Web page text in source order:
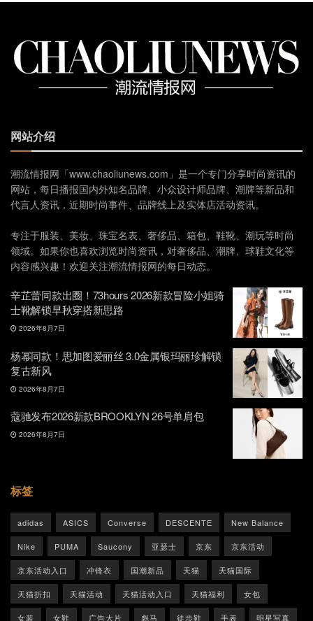
网站介绍
潮流情报网「www.chaoliunews.com」是一个专门分享时尚资讯的
网站，每日播报国内外知名品牌、小众设计师品牌、潮牌等新品和
代言人资讯，近期时尚事件、品牌线上及实体店活动资讯。
专注于服装、美妆、珠宝名表、奢侈品、箱包、鞋靴、潮玩等时尚
领域。如果你也喜欢浏览时尚资讯，对奢侈品、潮牌、球鞋文化等
内容感兴趣！欢迎关注潮流情报网的每日动态。
辛芷蕾同款出圈！73hours 2026新款冒险小姐骑
士靴解锁早秋穿搭新思路
2026年8月7日
杨幂同款！思加图爱丽丝 3.0金属银玛丽珍解锁
复古新风
2026年8月7日
蔻驰发布2026新款BROOKLYN 26号单肩包
2026年8月7日
标签
adidas ASICS Converse DESCENTE New Balance
Nike PUMA Saucony 亚瑟士 京东 京东活动
京东活动入口 冲锋衣 国潮新品 天猫 天猫国际
天猫折扣 天猫活动 天猫活动入口 天猫福利 女包
女装 女鞋 广告大片 彪马 徒步鞋 手表 明星写真